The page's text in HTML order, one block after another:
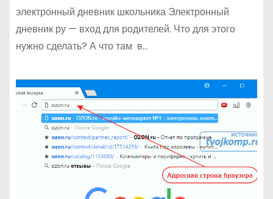
электронный дневник школьника Электронный
дневник ру — вход для родителей. Что для этого
нужно сделать? А что там в…